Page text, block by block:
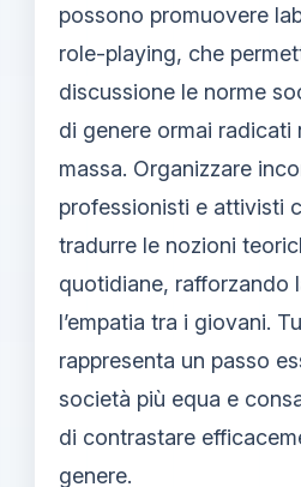
possono promuovere
role-playing, che
discussione le norme
di genere ormai radicati
massa. Organizzare
professionisti e attivisti
tradurre le nozioni
quotidiane, rafforzando
l’empatia tra i giovani.
rappresenta un passo
società più equa e
di contrastare
genere.